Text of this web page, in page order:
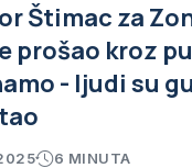
Štimac za
prošao kroz
- ljudi su
6 MINUTA